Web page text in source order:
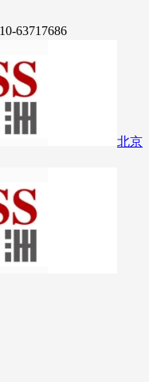
63717686
北京